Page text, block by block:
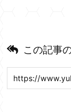
この記事